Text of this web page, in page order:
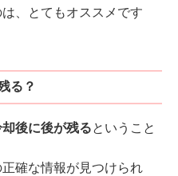
は、とてもオススメです
る？
後に後が残るということ
確な情報が見つけられ